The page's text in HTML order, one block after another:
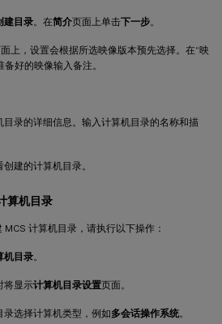
建目录。在简介页面上单击下一步。
上，设置会根据所选映像版本预先选择。在“映
好的映像输入备注。
目录的详细信息。输入计算机目录的名称和描
建的计算机目录。
算机目录
MCS 计算机目录，请执行以下操作：
机目录。
将显示计算机目录设置页面。
录选择计算机类型，例如多会话操作系统。